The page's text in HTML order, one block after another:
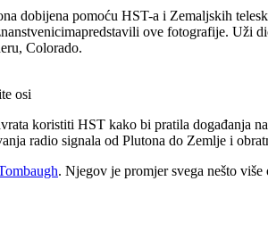
dobijena pomoću HST-a i Zemaljskih
ove fotografije.
Colorado.
osi
koristiti HST kako bi pratila događanja
radio signala od Plutona do Zemlje i
. Njegov je promjer svega nešto